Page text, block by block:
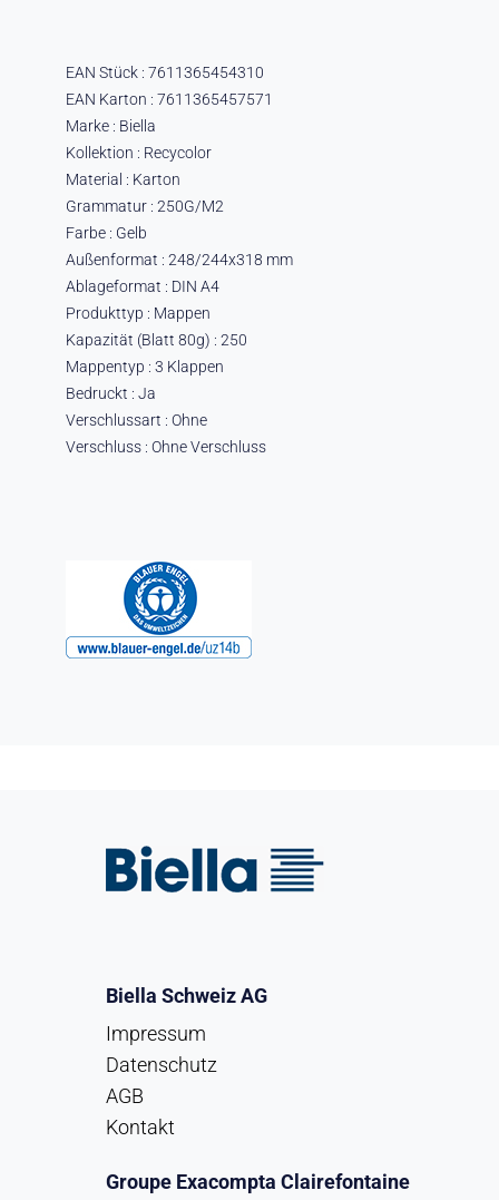
EAN Stück : 7611365454310
EAN Karton : 7611365457571
Marke : Biella
Kollektion : Recycolor
Material : Karton
Grammatur : 250G/M2
Farbe : Gelb
Außenformat : 248/244x318 mm
Ablageformat : DIN A4
Produkttyp : Mappen
Kapazität (Blatt 80g) : 250
Mappentyp : 3 Klappen
Bedruckt : Ja
Verschlussart : Ohne
Verschluss : Ohne Verschluss
Biella Schweiz AG
Impressum
Datenschutz
AGB
Kontakt
Groupe Exacompta Clairefontaine